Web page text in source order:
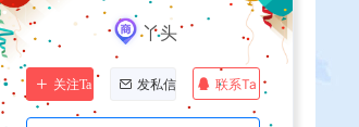
丫头
关注Ta 发私信 联系Ta